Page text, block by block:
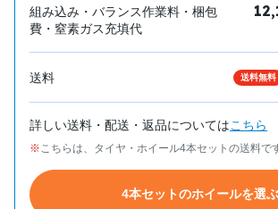
組み込み・バランス作業料・梱包
費・窒素ガス充填代
送料 送料無料
詳しい送料・配送・返品についてはこちら
こちらは、タイヤ・ホイール4本セットの送料で
4本セットのホイールを選ぶ